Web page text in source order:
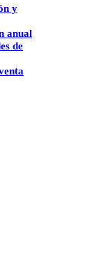
y
anual
de